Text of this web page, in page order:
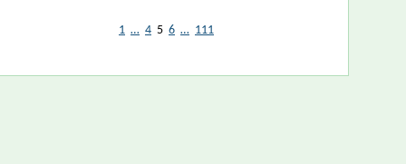
1 … 4 5 6 … 111